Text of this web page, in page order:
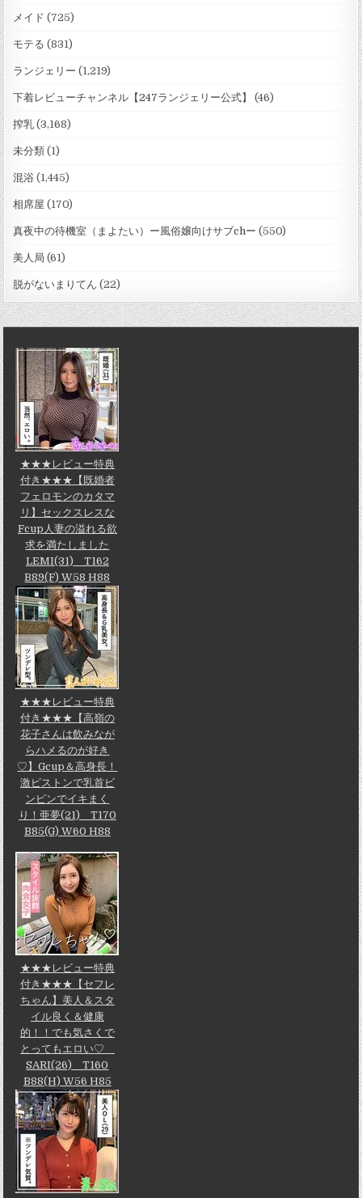
メイド (725)
モテる (831)
ランジェリー (1,219)
下着レビューチャンネル【247ランジェリー公式】 (46)
搾乳 (3,168)
未分類 (1)
混浴 (1,445)
相席屋 (170)
真夜中の待機室（まよたい）ー風俗嬢向けサブchー (550)
美人局 (61)
脱がないまりてん (22)
★★★レビュー特典
付き★★★【既婚者
フェロモンのカタマ
リ】セックスレスな
Fcup人妻の溢れる欲
求を満たしました
LEMI(31) T162
B89(F) W58 H88
★★★レビュー特典
付き★★★【高嶺の
花子さんは飲みなが
らハメるのが好き
♡】Gcup＆高身長！
激ピストンで乳首ビ
ンビンでイキまく
り！亜夢(21) T170
B85(G) W60 H88
★★★レビュー特典
付き★★★【セフレ
ちゃん】美人＆スタ
イル良く＆健康
的！！でも気さくで
とってもエロい♡
SARI(26) T160
B88(H) W56 H85